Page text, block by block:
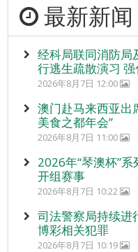
最新新闻
经科局联同消防局
行逃生疏散演习
2026年8月7日 12:00
澳门赴马来西亚出
美食之都年会”
2026年8月7日 11:00
2026年“琴澳杯”
开组赛事
2026年8月7日 10:22
司法警察局持续进
博彩相关犯罪
2026年8月7日 10:19